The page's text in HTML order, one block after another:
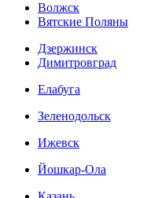
Волжск
Вятские Поляны
Дзержинск
Димитровград
Елабуга
Зеленодольск
Ижевск
Йошкар-Ола